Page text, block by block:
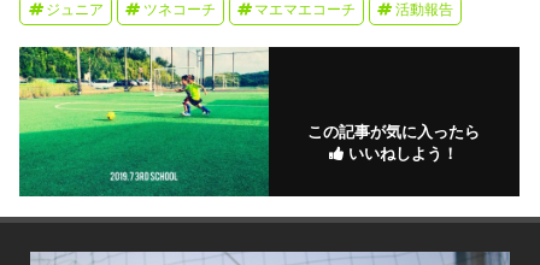
ジュニア ツネコーチ マエマエコーチ 活動報告
この記事が気に入ったら
いいねしよう！